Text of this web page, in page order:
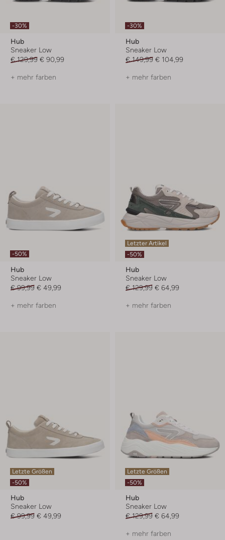
-30%
Hub
Sneaker Low
€ 129,99 € 90,99
+ mehr farben
-30%
Hub
Sneaker Low
€ 149,99 € 104,99
+ mehr farben
-50%
Hub
Sneaker Low
€ 99,99 € 49,99
+ mehr farben
Letzter Artikel
-50%
Hub
Sneaker Low
€ 129,99 € 64,99
+ mehr farben
Letzte Größen
-50%
Hub
Sneaker Low
€ 99,99 € 49,99
Letzte Größen
-50%
Hub
Sneaker Low
€ 129,99 € 64,99
+ mehr farben